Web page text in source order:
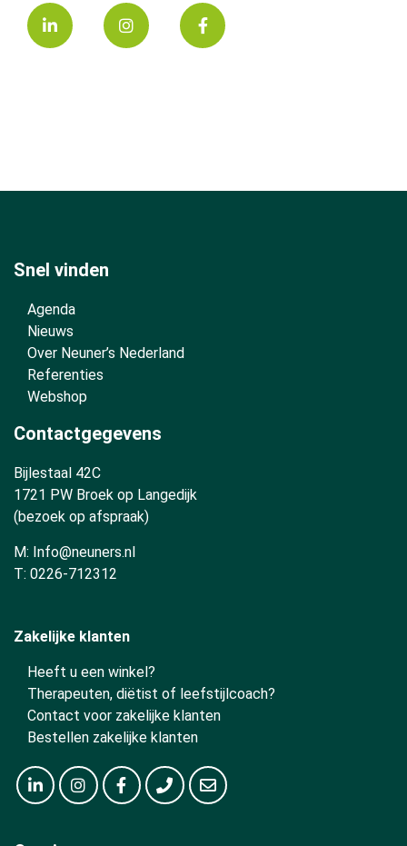
Snel vinden
Agenda
Nieuws
Over Neuner’s Nederland
Referenties
Webshop
Contactgegevens
Bijlestaal 42C
1721 PW Broek op Langedijk
(bezoek op afspraak)
M: Info@neuners.nl
T: 0226-712312
Zakelijke klanten
Heeft u een winkel?
Therapeuten, diëtist of leefstijlcoach?
Contact voor zakelijke klanten
Bestellen zakelijke klanten